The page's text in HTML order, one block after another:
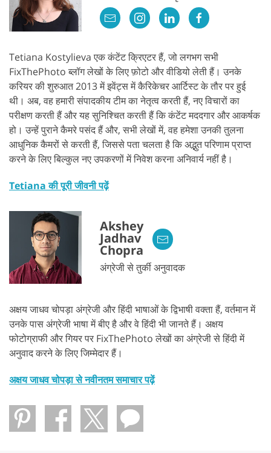
Tetiana Kostylieva एक कंटेंट क्रिएटर हैं, जो लगभग सभी
FixThePhoto ब्लॉग लेखों के लिए फ़ोटो और वीडियो लेती हैं। उनके
करियर की शुरुआत 2013 में इवेंट्स में कैरिकेचर आर्टिस्ट के तौर पर हुई
थी। अब, वह हमारी संपादकीय टीम का नेतृत्व करती हैं, नए विचारों का
परीक्षण करती हैं और यह सुनिश्चित करती हैं कि कंटेंट मददगार और आकर्षक
हो। उन्हें पुराने कैमरे पसंद हैं और, सभी लेखों में, वह हमेशा उनकी तुलना
आधुनिक कैमरों से करती हैं, जिससे पता चलता है कि अद्भुत परिणाम प्राप्त
करने के लिए बिल्कुल नए उपकरणों में निवेश करना अनिवार्य नहीं है।
Tetiana की पूरी जीवनी पढ़ें
Akshey
Jadhav
Chopra
अंग्रेजी से तुर्की अनुवादक
अक्षय जाधव चोपड़ा अंग्रेजी और हिंदी भाषाओं के द्विभाषी वक्ता हैं, वर्तमान में
उनके पास अंग्रेजी भाषा में बीए है और वे हिंदी भी जानते हैं। अक्षय
फोटोग्राफी और गियर पर FixThePhoto लेखों का अंग्रेजी से हिंदी में
अनुवाद करने के लिए जिम्मेदार हैं।
अक्षय जाधव चोपड़ा से नवीनतम समाचार पढ़ें